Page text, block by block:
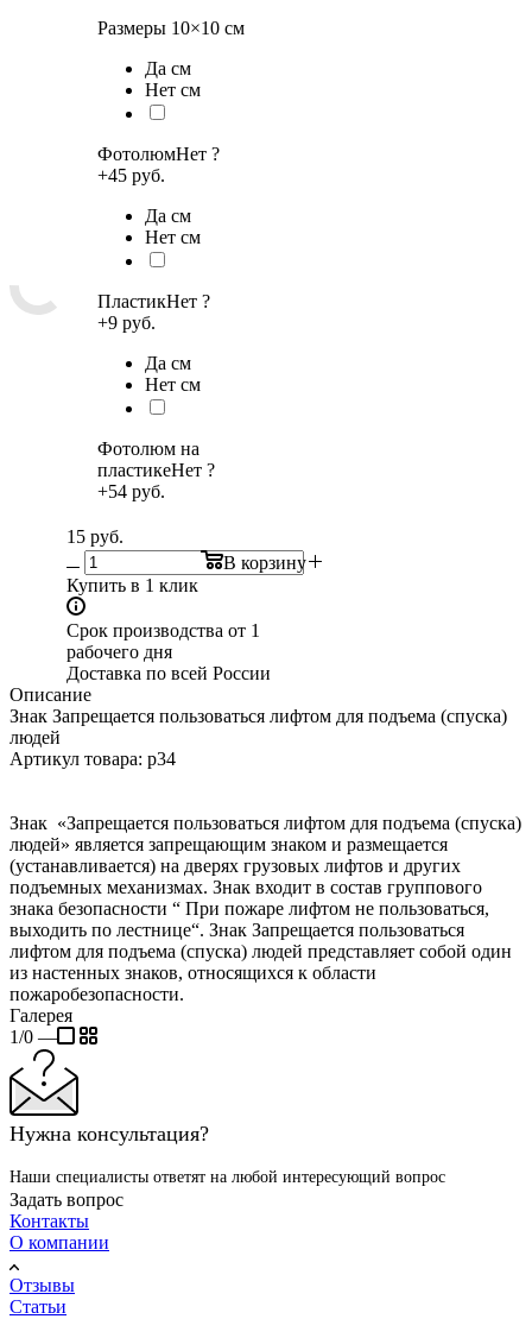
Размеры 10×10 см
Да см
Нет см
ФотолюмНет ?
+45 руб.
Да см
Нет см
ПластикНет ?
+9 руб.
Да см
Нет см
Фотолюм на
пластикеНет ?
+54 руб.
15 руб.
В корзину
Купить в 1 клик
Срок производства от 1
рабочего дня
Доставка по всей России
Описание
Знак Запрещается пользоваться лифтом для подъема (спуска)
людей
Артикул товара: p34
Знак «Запрещается пользоваться лифтом для подъема (спуска)
людей» является запрещающим знаком и размещается
(устанавливается) на дверях грузовых лифтов и других
подъемных механизмах. Знак входит в состав группового
знака безопасности “ При пожаре лифтом не пользоваться,
выходить по лестнице“. Знак Запрещается пользоваться
лифтом для подъема (спуска) людей представляет собой один
из настенных знаков, относящихся к области
пожаробезопасности.
Галерея
1/0 —
Нужна консультация?
Наши специалисты ответят на любой интересующий вопрос
Задать вопрос
Контакты
О компании
Отзывы
Статьи